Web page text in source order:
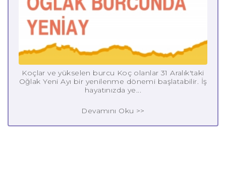
Koçlar ve yükselen burcu Koç olanlar 31 Aralık'taki
Oğlak Yeni Ayı bir yenilenme dönemi başlatabilir. İş
hayatınızda ye...
Devamını Oku >>